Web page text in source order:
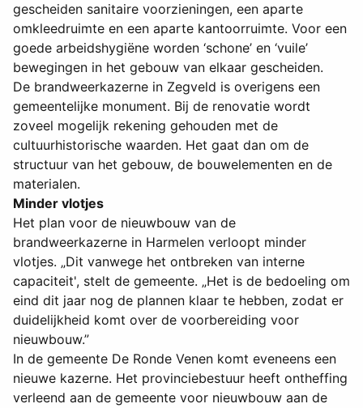
gescheiden sanitaire voorzieningen, een aparte
omkleedruimte en een aparte kantoorruimte. Voor een
goede arbeidshygiëne worden ‘schone’ en ‘vuile’
bewegingen in het gebouw van elkaar gescheiden.
De brandweerkazerne in Zegveld is overigens een
gemeentelijke monument. Bij de renovatie wordt
zoveel mogelijk rekening gehouden met de
cultuurhistorische waarden. Het gaat dan om de
structuur van het gebouw, de bouwelementen en de
materialen.
Minder vlotjes
Het plan voor de nieuwbouw van de
brandweerkazerne in Harmelen verloopt minder
vlotjes. „Dit vanwege het ontbreken van interne
capaciteit', stelt de gemeente. „Het is de bedoeling om
eind dit jaar nog de plannen klaar te hebben, zodat er
duidelijkheid komt over de voorbereiding voor
nieuwbouw.”
In de gemeente De Ronde Venen komt eveneens een
nieuwe kazerne. Het provinciebestuur heeft ontheffing
verleend aan de gemeente voor nieuwbouw aan de